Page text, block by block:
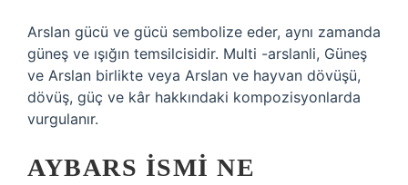
Arslan gücü ve gücü sembolize eder, aynı zamanda
güneş ve ışığın temsilcisidir. Multi -arslanli, Güneş
ve Arslan birlikte veya Arslan ve hayvan dövüşü,
dövüş, güç ve kâr hakkındaki kompozisyonlarda
vurgulanır.
AYBARS ISMI NE